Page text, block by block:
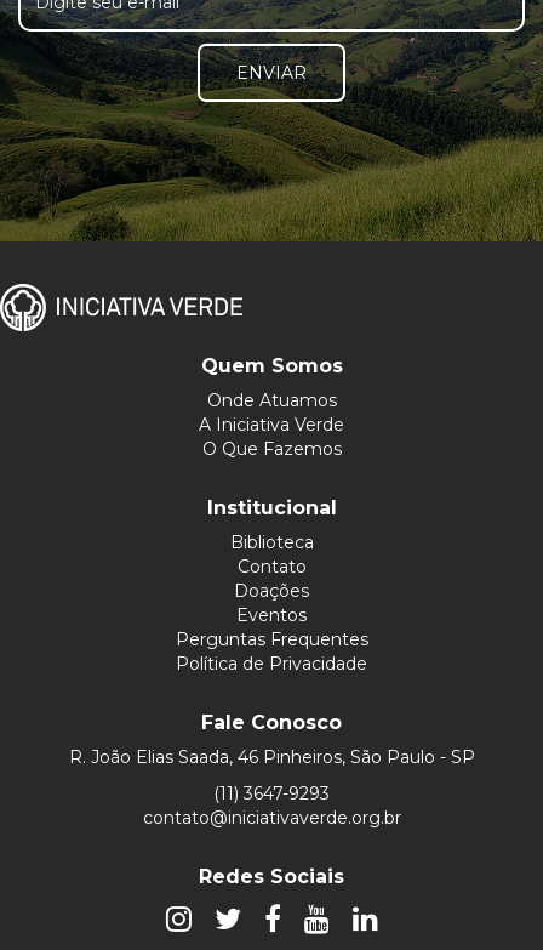
ENVIAR
Quem Somos
Onde Atuamos
A Iniciativa Verde
O Que Fazemos
Institucional
Biblioteca
Contato
Doações
Eventos
Perguntas Frequentes
Política de Privacidade
Fale Conosco
R. João Elias Saada, 46 Pinheiros, São Paulo - SP
(11) 3647-9293
contato@iniciativaverde.org.br
Redes Sociais